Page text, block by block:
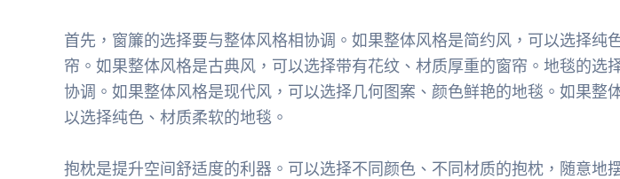
首先，窗簾的选择要与整体风格相协调。如果整体风格是简约风，可以选择纯
帘。如果整体风格是古典风，可以选择带有花纹、材质厚重的窗帘。地毯的选
协调。如果整体风格是现代风，可以选择几何图案、颜色鲜艳的地毯。如果整
以选择纯色、材质柔软的地毯。
抱枕是提升空间舒适度的利器。可以选择不同颜色、不同材质的抱枕，随意地